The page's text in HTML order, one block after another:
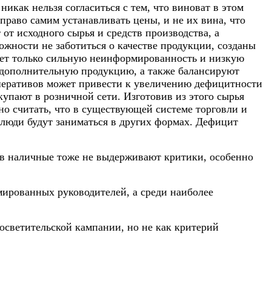
нельзя согласиться с тем, что виноват в этом
самим устанавливать цены, и не их вина, что
исходного сырья и средств производства, а
не заботиться о качестве продукции, созданы
только сильную неинформированность и низкую
продукцию, а также балансируют
может привести к увеличению дефицитности
в розничной сети. Изготовив из этого сырья
считать, что в существующей системе торговли и
будут заниматься в других формах. Дефицит
наличные тоже не выдерживают критики, особенно
руководителей, а среди наиболее
кампании, но не как критерий